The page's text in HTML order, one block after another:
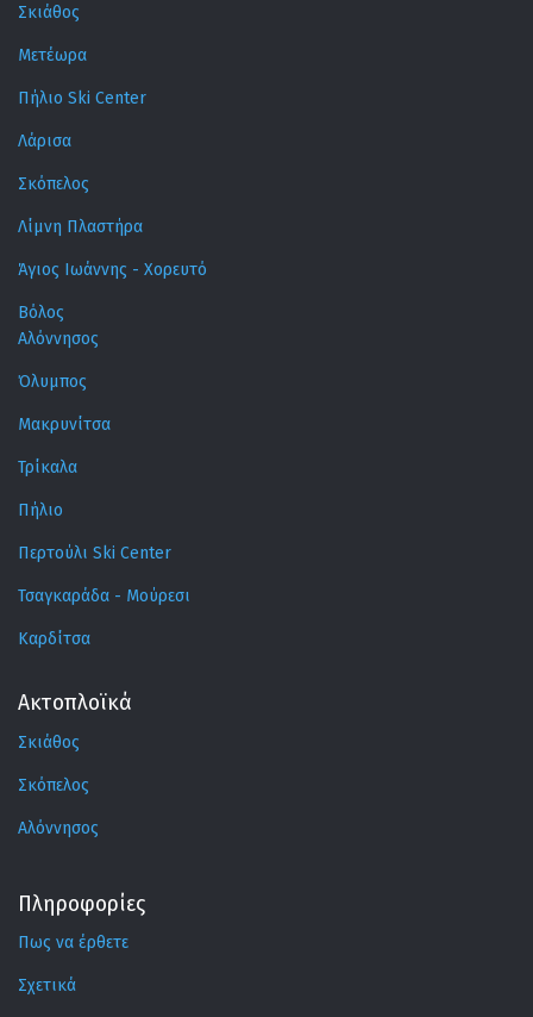
Σκιάθος
Μετέωρα
Πήλιο Ski Center
Λάρισα
Σκόπελος
Λίμνη Πλαστήρα
Άγιος Ιωάννης - Χορευτό
Βόλος
Αλόννησος
Όλυμπος
Μακρυνίτσα
Τρίκαλα
Πήλιο
Περτούλι Ski Center
Τσαγκαράδα - Μούρεσι
Καρδίτσα
Ακτοπλοϊκά
Σκιάθος
Σκόπελος
Αλόννησος
Πληροφορίες
Πως να έρθετε
Σχετικά